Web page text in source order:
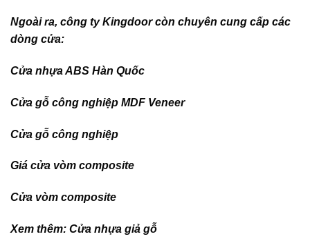
Ngoài ra, công ty Kingdoor còn chuyên cung cấp các
dòng cửa:
Cửa nhựa ABS Hàn Quốc
Cửa gỗ công nghiệp MDF Veneer
Cửa gỗ công nghiệp
Giá cửa vòm composite
Cửa vòm composite
Xem thêm: Cửa nhựa giả gỗ